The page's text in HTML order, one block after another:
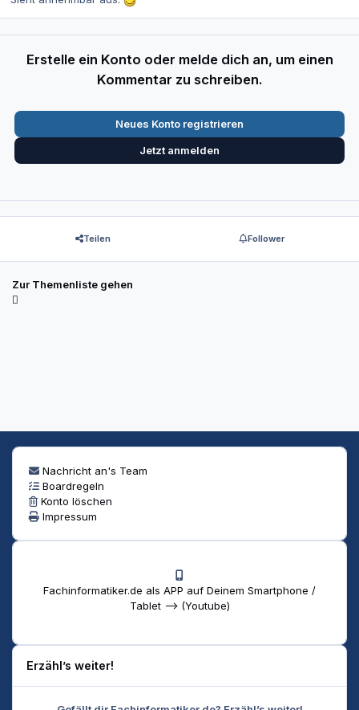
Erstelle ein Konto oder melde dich an, um einen
Kommentar zu schreiben.
Neues Konto registrieren
Jetzt anmelden
Teilen Follower
Zur Themenliste gehen
Nachricht an's Team
Boardregeln
Konto löschen
Impressum
Fachinformatiker.de als APP auf Deinem Smartphone /
Tablet --> (Youtube)
Erzähl’s weiter!